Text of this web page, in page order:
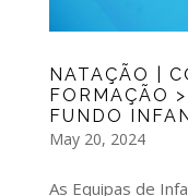
NATAÇÃO |
FORMAÇÃO
FUNDO
May 20, 2024
As Equipas de